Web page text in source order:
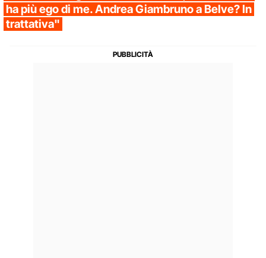
ha più ego di me. Andrea Giambruno a Belve? In
trattativa"